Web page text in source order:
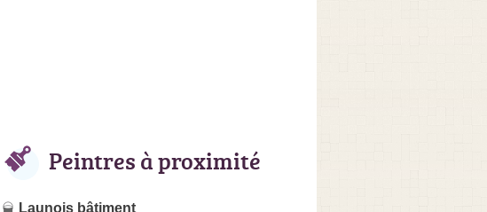
Peintres à proximité
Launois bâtiment